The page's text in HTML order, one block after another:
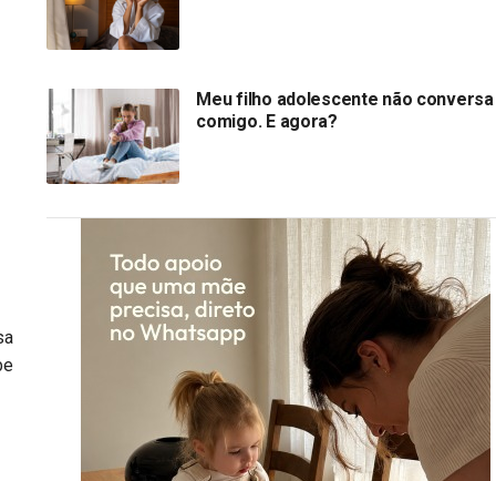
Meu filho adolescente não conversa
comigo. E agora?